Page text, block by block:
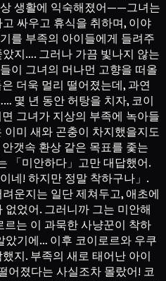
생활에 익숙해졌어——그녀는
싸우고 휴식을 취하며, 이야
를 부족의 아이들에게 들려주
지…. 그러나 가끔 빛나지 않는
이 그녀의 머나먼 고향을 떠올
더욱 멀리 떨어졌는데, 과연
몇 년 동안 허탕을 치자, 코이
그녀가 지상의 부족에 녹아들
미 새와 곤충이 차지했을지도
갯속 환상 같은 목표를 좇는
「미안하다」고만 대답했어.
네! 하지만 정말 착하구나」.
운지는 일단 제쳐두고, 애초에
었어. 그러니까 그는 미안해
는 이 과묵한 사냥꾼이 착하
았기에… 이후 코이로르와 우쿠
지. 부족의 새로 태어난 아이
어졌다는 사실조차 몰랐어! 코